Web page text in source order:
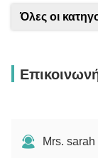
Όλες οι
Mrs. sarah